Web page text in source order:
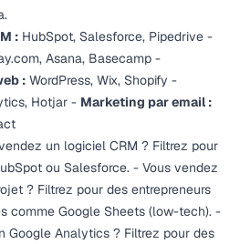
: HubSpot, Salesforce, Pipedrive -
Asana, Basecamp -
: WordPress, Wix, Shopify -
Hotjar - Marketing par email :
un logiciel CRM ? Filtrez pour
ou Salesforce. - Vous vendez
? Filtrez pour des entrepreneurs
comme Google Sheets (low-tech). -
Google Analytics ? Filtrez pour des